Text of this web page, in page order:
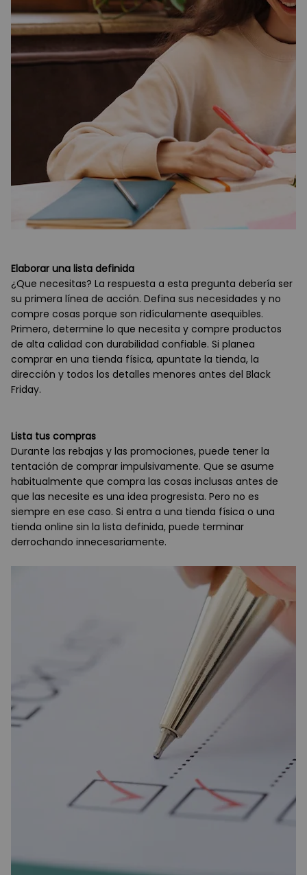
Elaborar una lista definida
¿Que necesitas? La respuesta a esta pregunta debería ser
su primera línea de acción. Defina sus necesidades y no
compre cosas porque son ridículamente asequibles.
Primero, determine lo que necesita y compre productos
de alta calidad con durabilidad confiable. Si planea
comprar en una tienda física, apuntate la tienda, la
dirección y todos los detalles menores antes del Black
Friday.
Lista tus compras
Durante las rebajas y las promociones, puede tener la
tentación de comprar impulsivamente. Que se asume
habitualmente que compra las cosas inclusas antes de
que las necesite es una idea progresista. Pero no es
siempre en ese caso. Si entra a una tienda física o una
tienda online sin la lista definida, puede terminar
derrochando innecesariamente.